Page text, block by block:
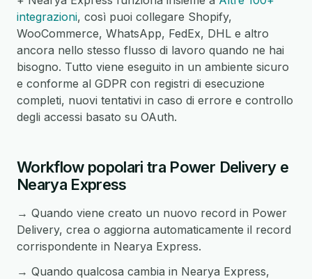
integrazioni, così puoi collegare Shopify,
WooCommerce, WhatsApp, FedEx, DHL e altro
ancora nello stesso flusso di lavoro quando ne hai
bisogno. Tutto viene eseguito in un ambiente sicuro
e conforme al GDPR con registri di esecuzione
completi, nuovi tentativi in caso di errore e controllo
degli accessi basato su OAuth.
Workflow popolari tra Power Delivery e
Nearya Express
→ Quando viene creato un nuovo record in Power
Delivery, crea o aggiorna automaticamente il record
corrispondente in Nearya Express.
→ Quando qualcosa cambia in Nearya Express,